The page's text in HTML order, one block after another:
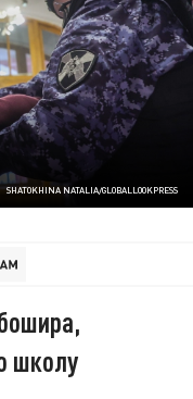
SHATOKHINA NATALIA/GLOBALLOOKPRESS
школу